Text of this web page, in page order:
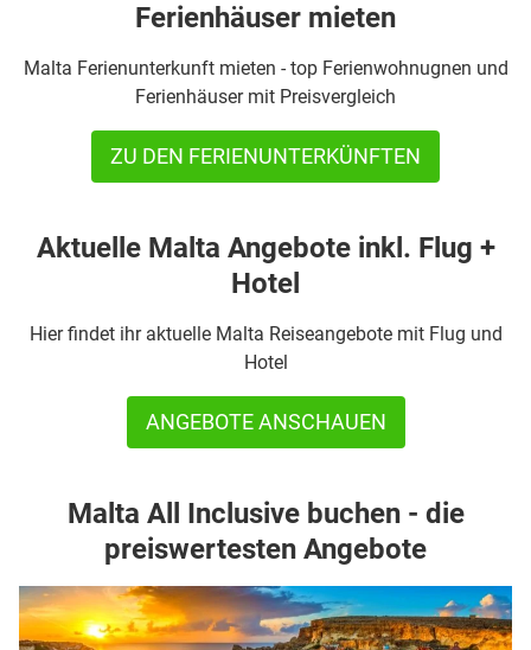
Ferienhäuser mieten
Malta Ferienunterkunft mieten - top Ferienwohnugnen und
Ferienhäuser mit Preisvergleich
ZU DEN FERIENUNTERKÜNFTEN
Aktuelle Malta Angebote inkl. Flug +
Hotel
Hier findet ihr aktuelle Malta Reiseangebote mit Flug und
Hotel
ANGEBOTE ANSCHAUEN
Malta All Inclusive buchen - die
preiswertesten Angebote